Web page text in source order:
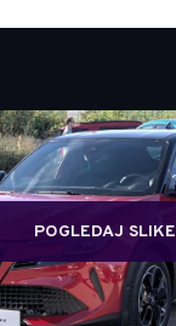
POGLEDAJ SLIKE